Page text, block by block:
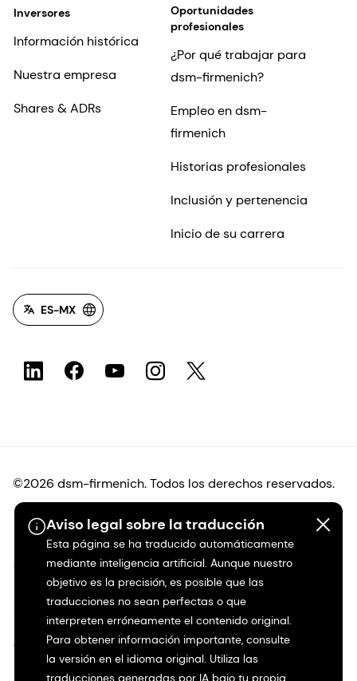
Aviso legal sobre la traducción
Esta página se ha traducido automáticamente
mediante inteligencia artificial. Aunque nuestro
objetivo es la precisión, es posible que las
traducciones no sean perfectas o que
interpreten erróneamente el contenido original.
Para obtener información importante, consulte
la versión en el idioma original. Utiliza las
traducciones generadas por IA bajo tu propia
Inversores
Información histórica
Nuestra empresa
Shares & ADRs
Oportunidades
profesionales
¿Por qué trabajar para
dsm-firmenich?
Empleo en dsm-
firmenich
Historias profesionales
Inclusión y pertenencia
Inicio de su carrera
ES-MX
©2026 dsm-firmenich. Todos los derechos reservados.
Protección de datos
Condiciones de uso
Condiciones generales
Transparencia en California